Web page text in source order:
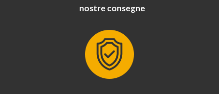
nostre consegne